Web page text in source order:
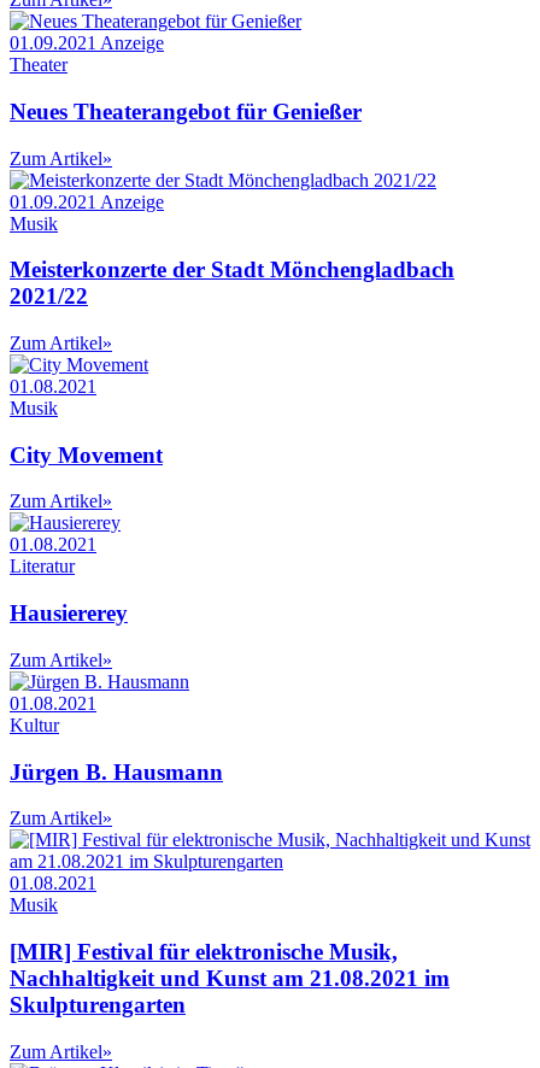
01.09.2021 Anzeige
Theater
Neues Theaterangebot für Genießer
Zum Artikel»
01.09.2021 Anzeige
Musik
Meisterkonzerte der Stadt Mönchengladbach
2021/22
Zum Artikel»
01.08.2021
Musik
City Movement
Zum Artikel»
01.08.2021
Literatur
Hausiererey
Zum Artikel»
01.08.2021
Kultur
Jürgen B. Hausmann
Zum Artikel»
01.08.2021
Musik
[MIR] Festival für elektronische Musik,
Nachhaltigkeit und Kunst am 21.08.2021 im
Skulpturengarten
Zum Artikel»